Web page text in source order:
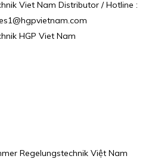
Viet Nam Distributor / Hotline :
HGP Viet Nam
Regelungstechnik Việt Nam